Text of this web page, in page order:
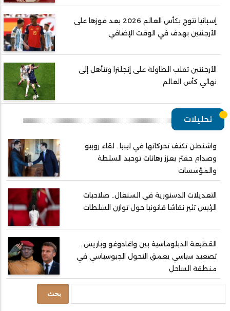
إسبانيا تتوج بكأس العالم 2026 بعد فوزها على
الأرجنتين بهدف في الوقت الإضافي
الأرجنتين تقلب الطاولة على إنجلترا وتتأهل إلى
نهائي كأس العالم
تحليلات
واشنطن تكثف تحركاتها في ليبيا.. لقاء روبيو
وصدام حفتر يعزز رهانات توحيد السلطة
والمؤسسات
التعديلات الدستورية في السنغال.. صلاحيات
الرئيس تثير نقاشا قانونيا حول توازن السلطات
القطيعة الدبلوماسية بين واغادوغو وباريس..
تصعيد سياسي يعمق التحول الجيوسياسي في
منطقة الساحل